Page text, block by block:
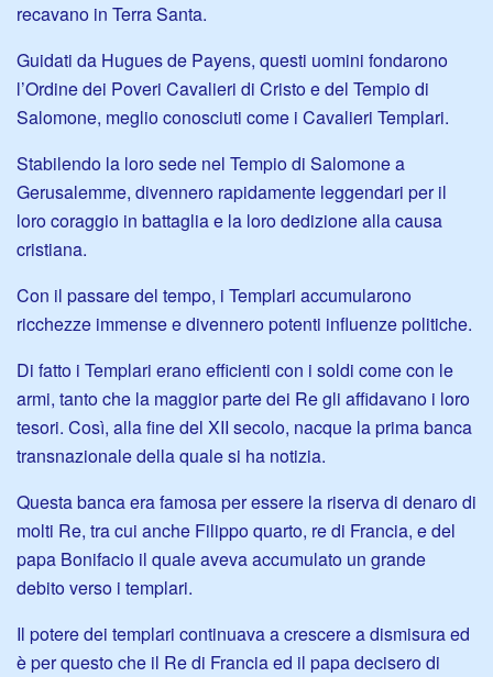
recavano in Terra Santa.
Guidati da Hugues de Payens, questi uomini fondarono
l’Ordine dei Poveri Cavalieri di Cristo e del Tempio di
Salomone, meglio conosciuti come i Cavalieri Templari.
Stabilendo la loro sede nel Tempio di Salomone a
Gerusalemme, divennero rapidamente leggendari per il
loro coraggio in battaglia e la loro dedizione alla causa
cristiana.
Con il passare del tempo, i Templari accumularono
ricchezze immense e divennero potenti influenze politiche.
Di fatto i Templari erano efficienti con i soldi come con le
armi, tanto che la maggior parte dei Re gli affidavano i loro
tesori. Così, alla fine del XII secolo, nacque la prima banca
transnazionale della quale si ha notizia.
Questa banca era famosa per essere la riserva di denaro di
molti Re, tra cui anche Filippo quarto, re di Francia, e del
papa Bonifacio il quale aveva accumulato un grande
debito verso i templari.
Il potere dei templari continuava a crescere a dismisura ed
è per questo che il Re di Francia ed il papa decisero di